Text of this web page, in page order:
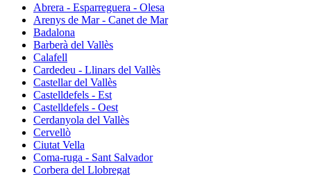
Abrera - Esparreguera - Olesa
Arenys de Mar - Canet de Mar
Badalona
Barberà del Vallès
Calafell
Cardedeu - Llinars del Vallès
Castellar del Vallès
Castelldefels - Est
Castelldefels - Oest
Cerdanyola del Vallès
Cervellò
Ciutat Vella
Coma-ruga - Sant Salvador
Corbera del Llobregat